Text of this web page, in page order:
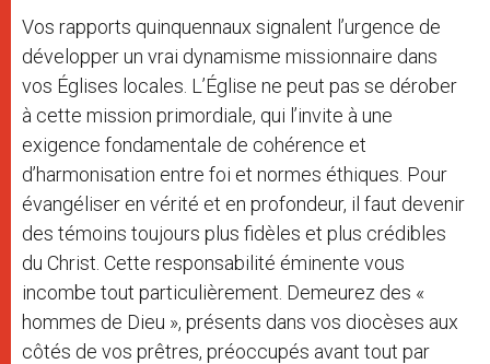
Vos rapports quinquennaux signalent l’urgence de
développer un vrai dynamisme missionnaire dans
vos Églises locales. L’Église ne peut pas se dérober
à cette mission primordiale, qui l’invite à une
exigence fondamentale de cohérence et
d’harmonisation entre foi et normes éthiques. Pour
évangéliser en vérité et en profondeur, il faut devenir
des témoins toujours plus fidèles et plus crédibles
du Christ. Cette responsabilité éminente vous
incombe tout particulièrement. Demeurez des «
hommes de Dieu », présents dans vos diocèses aux
côtés de vos prêtres, préoccupés avant tout par